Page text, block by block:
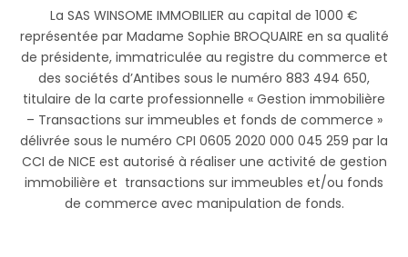
La SAS WINSOME IMMOBILIER au capital de 1000 €
représentée par Madame Sophie BROQUAIRE en sa qualité
de présidente, immatriculée au registre du commerce et
des sociétés d’Antibes sous le numéro 883 494 650,
titulaire de la carte professionnelle « Gestion immobilière
– Transactions sur immeubles et fonds de commerce »
délivrée sous le numéro CPI 0605 2020 000 045 259 par la
CCI de NICE est autorisé à réaliser une activité de gestion
immobilière et transactions sur immeubles et/ou fonds
de commerce avec manipulation de fonds.